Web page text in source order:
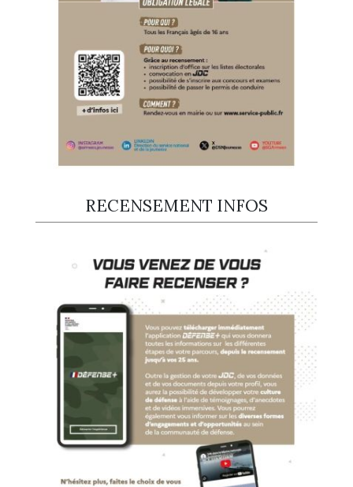
RECENSEMENT INFOS